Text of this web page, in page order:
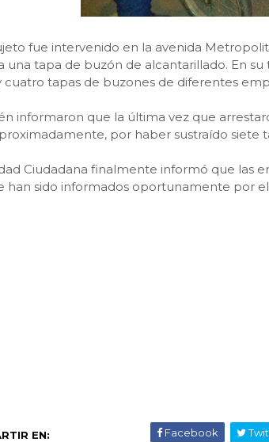
fue intervenido en la avenida
una tapa de buzón de alcantarillado. En
cuatro tapas de buzones de diferentes
informaron que la última vez que
por haber sustraído siete
Ciudadana finalmente informó que las
han sido informados oportunamente por
EN: Facebook